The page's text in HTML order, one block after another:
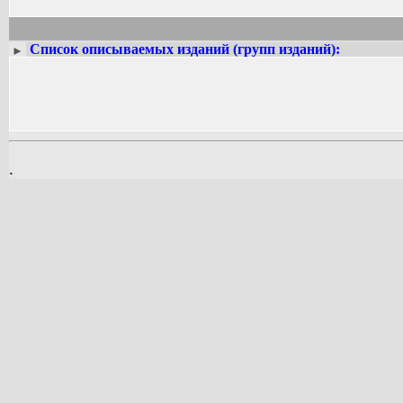
► Список описываемых изданий (групп изданий):
.